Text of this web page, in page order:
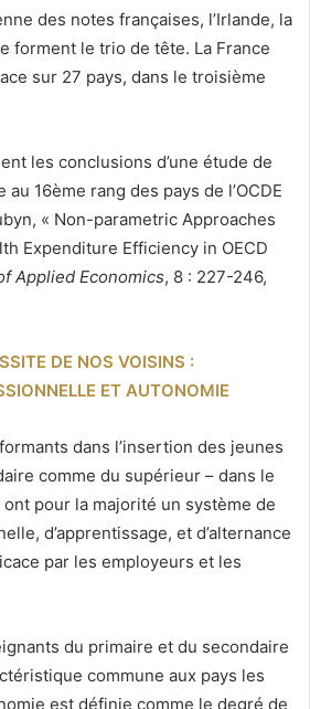
des notes françaises, l’Irlande, la
forment le trio de tête. La France
sur 27 pays, dans le troisième
les conclusions d’une étude de
16ème rang des pays de l’OCDE
« Non-parametric Approaches
Expenditure Efficiency in OECD
Applied Economics, 8 : 227-246,
DE NOS VOISINS :
ET AUTONOMIE
dans l’insertion des jeunes
comme du supérieur – dans le
pour la majorité un système de
d’apprentissage, et d’alternance
par les employeurs et les
du primaire et du secondaire
commune aux pays les
est définie comme le degré de